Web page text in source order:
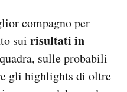
compagno per
sui risultati in
sulle probabili
gli highlights di oltre